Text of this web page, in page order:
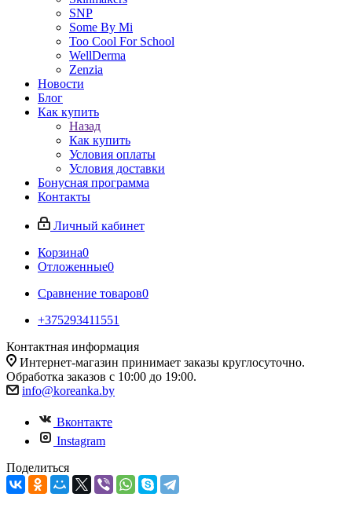
SNP
Some By Mi
Too Cool For School
WellDerma
Zenzia
Новости
Блог
Как купить
Назад
Как купить
Условия оплаты
Условия доставки
Бонусная программа
Контакты
Личный кабинет
Корзина0
Отложенные0
Сравнение товаров0
+375293411551
Контактная информация
Интернет-магазин принимает заказы круглосуточно.
Обработка заказов с 10:00 до 19:00.
info@koreanka.by
Вконтакте
Instagram
Поделиться